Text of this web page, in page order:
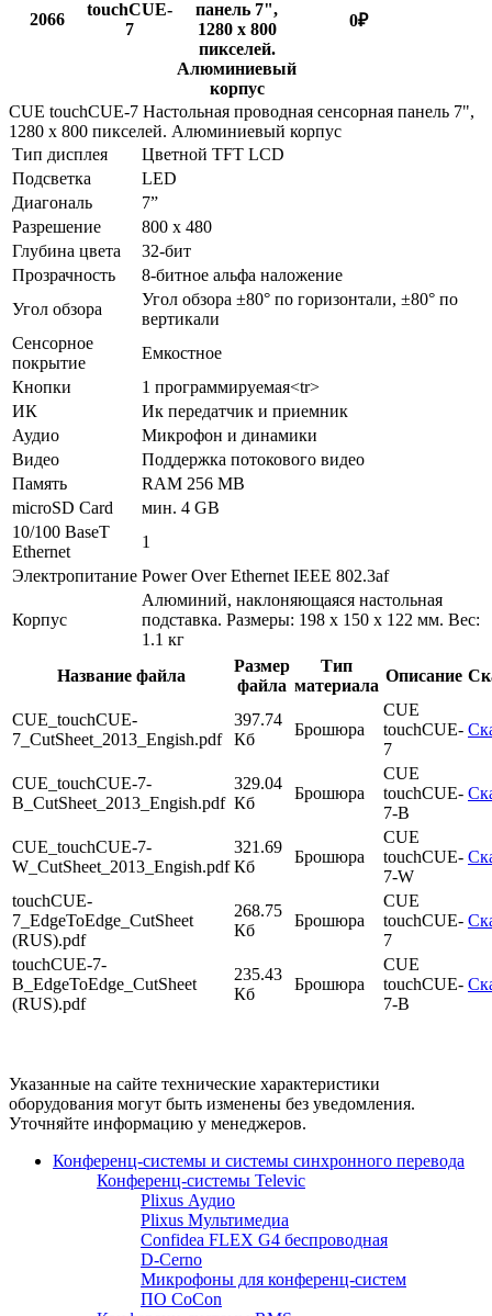
2066
touchCUE-
7
панель 7",
1280 x 800
пикселей.
Алюминиевый
корпус
0₽
CUE touchCUE-7 Настольная проводная сенсорная панель 7",
1280 x 800 пикселей. Алюминиевый корпус
Тип дисплея
Цветной TFT LCD
Подсветка
LED
Диагональ
7”
Разрешение
800 x 480
Глубина цвета
32-бит
Прозрачность
8-битное альфа наложение
Угол обзора
Угол обзора ±80° по горизонтали, ±80° по
вертикали
Сенсорное
покрытие
Емкостное
Кнопки
1 программируемая<tr>
ИК
Ик передатчик и приемник
Аудио
Микрофон и динамики
Видео
Поддержка потокового видео
Память
RAM 256 MB
microSD Card
мин. 4 GB
10/100 BaseT
Ethernet
1
Электропитание Power Over Ethernet IEEE 802.3af
Корпус
Алюминий, наклоняющаяся настольная
подставка. Размеры: 198 x 150 x 122 мм. Вес:
1.1 кг
Название файла
Размер
файла
Тип
материала
Описание
CUE_touchCUE-
7_CutSheet_2013_Engish.pdf
397.74
Кб
Брошюра
CUE
touchCUE-
7
CUE_touchCUE-7-
B_CutSheet_2013_Engish.pdf
329.04
Кб
Брошюра
CUE
touchCUE-
7-B
CUE_touchCUE-7-
W_CutSheet_2013_Engish.pdf
321.69
Кб
Брошюра
CUE
touchCUE-
7-W
touchCUE-
7_EdgeToEdge_CutSheet
(RUS).pdf
268.75
Кб
Брошюра
CUE
touchCUE-
7
touchCUE-7-
B_EdgeToEdge_CutSheet
(RUS).pdf
235.43
Кб
Брошюра
CUE
touchCUE-
7-B
Указанные на сайте технические характеристики
оборудования могут быть изменены без уведомления.
Уточняйте информацию у менеджеров.
Конференц-системы и системы синхронного перевода
Конференц-системы Televic
Plixus Аудио
Plixus Мультимедиа
Confidea FLEX G4 беспроводная
D-Cerno
Микрофоны для конференц-систем
ПО CoCon